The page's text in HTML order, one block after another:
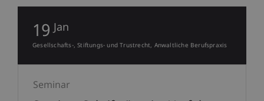
19 Jan
Gesellschafts-, Stiftungs- und Trustrecht Anwaltliche Berufspraxis
Seminar